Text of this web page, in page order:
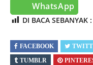
WhatsApp
DI BACA SEBANYAK :
FACEBOOK
TUMBLR